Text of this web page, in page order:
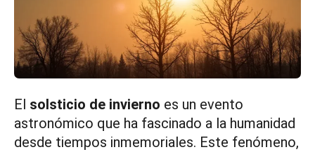
El solsticio de invierno es un evento
astronómico que ha fascinado a la humanidad
desde tiempos inmemoriales. Este fenómeno,